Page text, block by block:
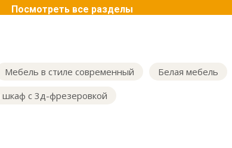
Посмотреть все разделы
Мебель в стиле современный Белая мебель
с 3д-фрезеровкой